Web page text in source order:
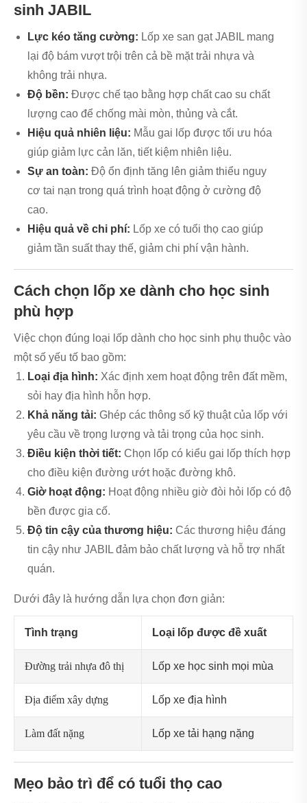
sinh JABIL
Lực kéo tăng cường: Lốp xe san gạt JABIL mang
lại độ bám vượt trội trên cả bề mặt trải nhựa và
không trải nhựa.
Độ bền: Được chế tạo bằng hợp chất cao su chất
lượng cao để chống mài mòn, thủng và cắt.
Hiệu quả nhiên liệu: Mẫu gai lốp được tối ưu hóa
giúp giảm lực cản lăn, tiết kiệm nhiên liệu.
Sự an toàn: Độ ổn định tăng lên giảm thiểu nguy
cơ tai nạn trong quá trình hoạt động ở cường độ
cao.
Hiệu quả về chi phí: Lốp xe có tuổi thọ cao giúp
giảm tần suất thay thế, giảm chi phí vận hành.
Cách chọn lốp xe dành cho học sinh
phù hợp
Việc chọn đúng loại lốp dành cho học sinh phụ thuộc vào
một số yếu tố bao gồm:
Loại địa hình: Xác định xem hoạt động trên đất mềm,
sỏi hay địa hình hỗn hợp.
Khả năng tải: Ghép các thông số kỹ thuật của lốp với
yêu cầu về trọng lượng và tải trọng của học sinh.
Điều kiện thời tiết: Chọn lốp có kiểu gai lốp thích hợp
cho điều kiện đường ướt hoặc đường khô.
Giờ hoạt động: Hoạt động nhiều giờ đòi hỏi lốp có độ
bền được gia cố.
Độ tin cậy của thương hiệu: Các thương hiệu đáng
tin cậy như JABIL đảm bảo chất lượng và hỗ trợ nhất
quán.
Dưới đây là hướng dẫn lựa chọn đơn giản:
Tình trạng Loại lốp được đề xuất
Đường trải nhựa đô thị Lốp xe học sinh mọi mùa
Địa điểm xây dựng Lốp xe địa hình
Làm đất nặng Lốp xe tải hạng nặng
Mẹo bảo trì để có tuổi thọ cao